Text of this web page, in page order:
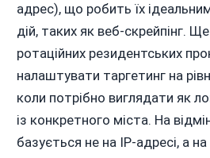
адрес), що робить їх
дій, таких як веб-скрейпінг.
ротаційних резидентських
налаштувати таргетинг на
коли потрібно виглядати як
із конкретного міста. На
базується не на IP-адресі, а на